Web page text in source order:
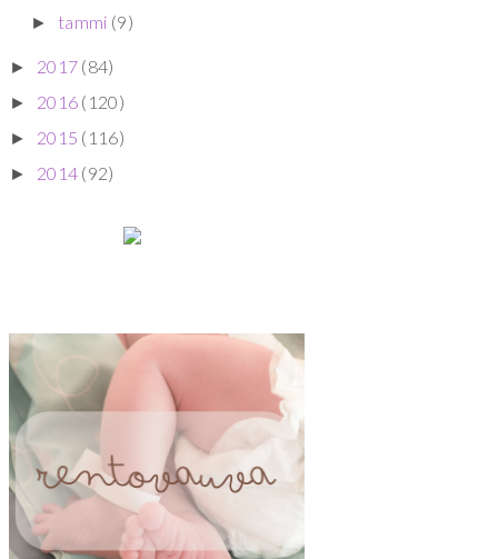
► tammi (9)
► 2017 (84)
► 2016 (120)
► 2015 (116)
► 2014 (92)